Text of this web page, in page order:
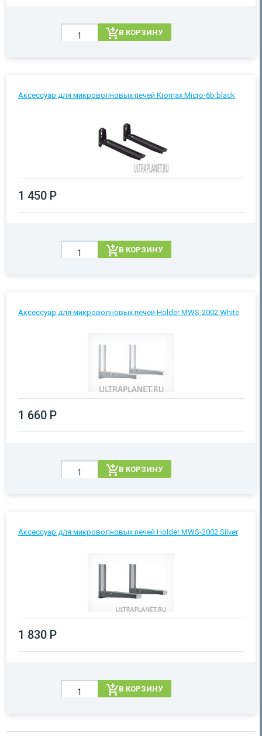
В КОРЗИНУ
Аксессуар для микроволновых печей Kromax Micro-6b black
1 450 Р
В КОРЗИНУ
Аксессуар для микроволновых печей Holder MWS-2002 White
1 660 Р
В КОРЗИНУ
Аксессуар для микроволновых печей Holder MWS-2002 Silver
1 830 Р
В КОРЗИНУ